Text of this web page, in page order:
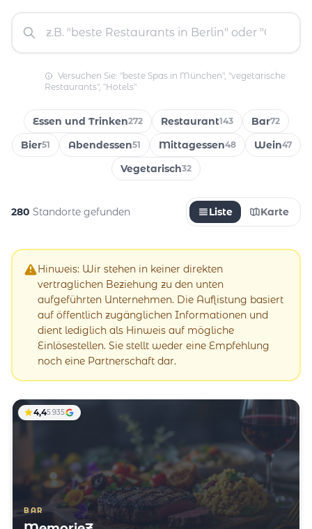
Versuchen Sie: "beste Spas in München", "vegetarische
Restaurants", "Hotels"
Essen und Trinken272 Restaurant143 Bar72
Bier51 Abendessen51 Mittagessen48 Wein47
Vegetarisch32
280 Standorte gefunden Liste Karte
Hinweis: Wir stehen in keiner direkten
vertraglichen Beziehung zu den unten
aufgeführten Unternehmen. Die Auflistung basiert
auf öffentlich zugänglichen Informationen und
dient lediglich als Hinweis auf mögliche
Einlösestellen. Sie stellt weder eine Empfehlung
noch eine Partnerschaft dar.
BAR
4,45.935